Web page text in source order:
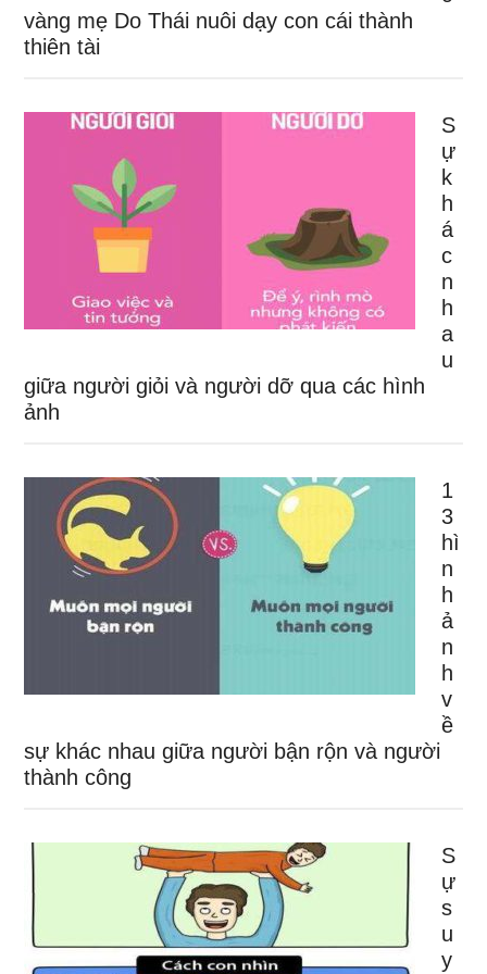
vàng mẹ Do Thái nuôi dạy con cái thành
thiên tài
S
ự
k
h
á
c
n
h
a
u
giữa người giỏi và người dỡ qua các hình
ảnh
1
3
hì
n
h
ả
n
h
v
ề
sự khác nhau giữa người bận rộn và người
thành công
S
ự
s
u
y